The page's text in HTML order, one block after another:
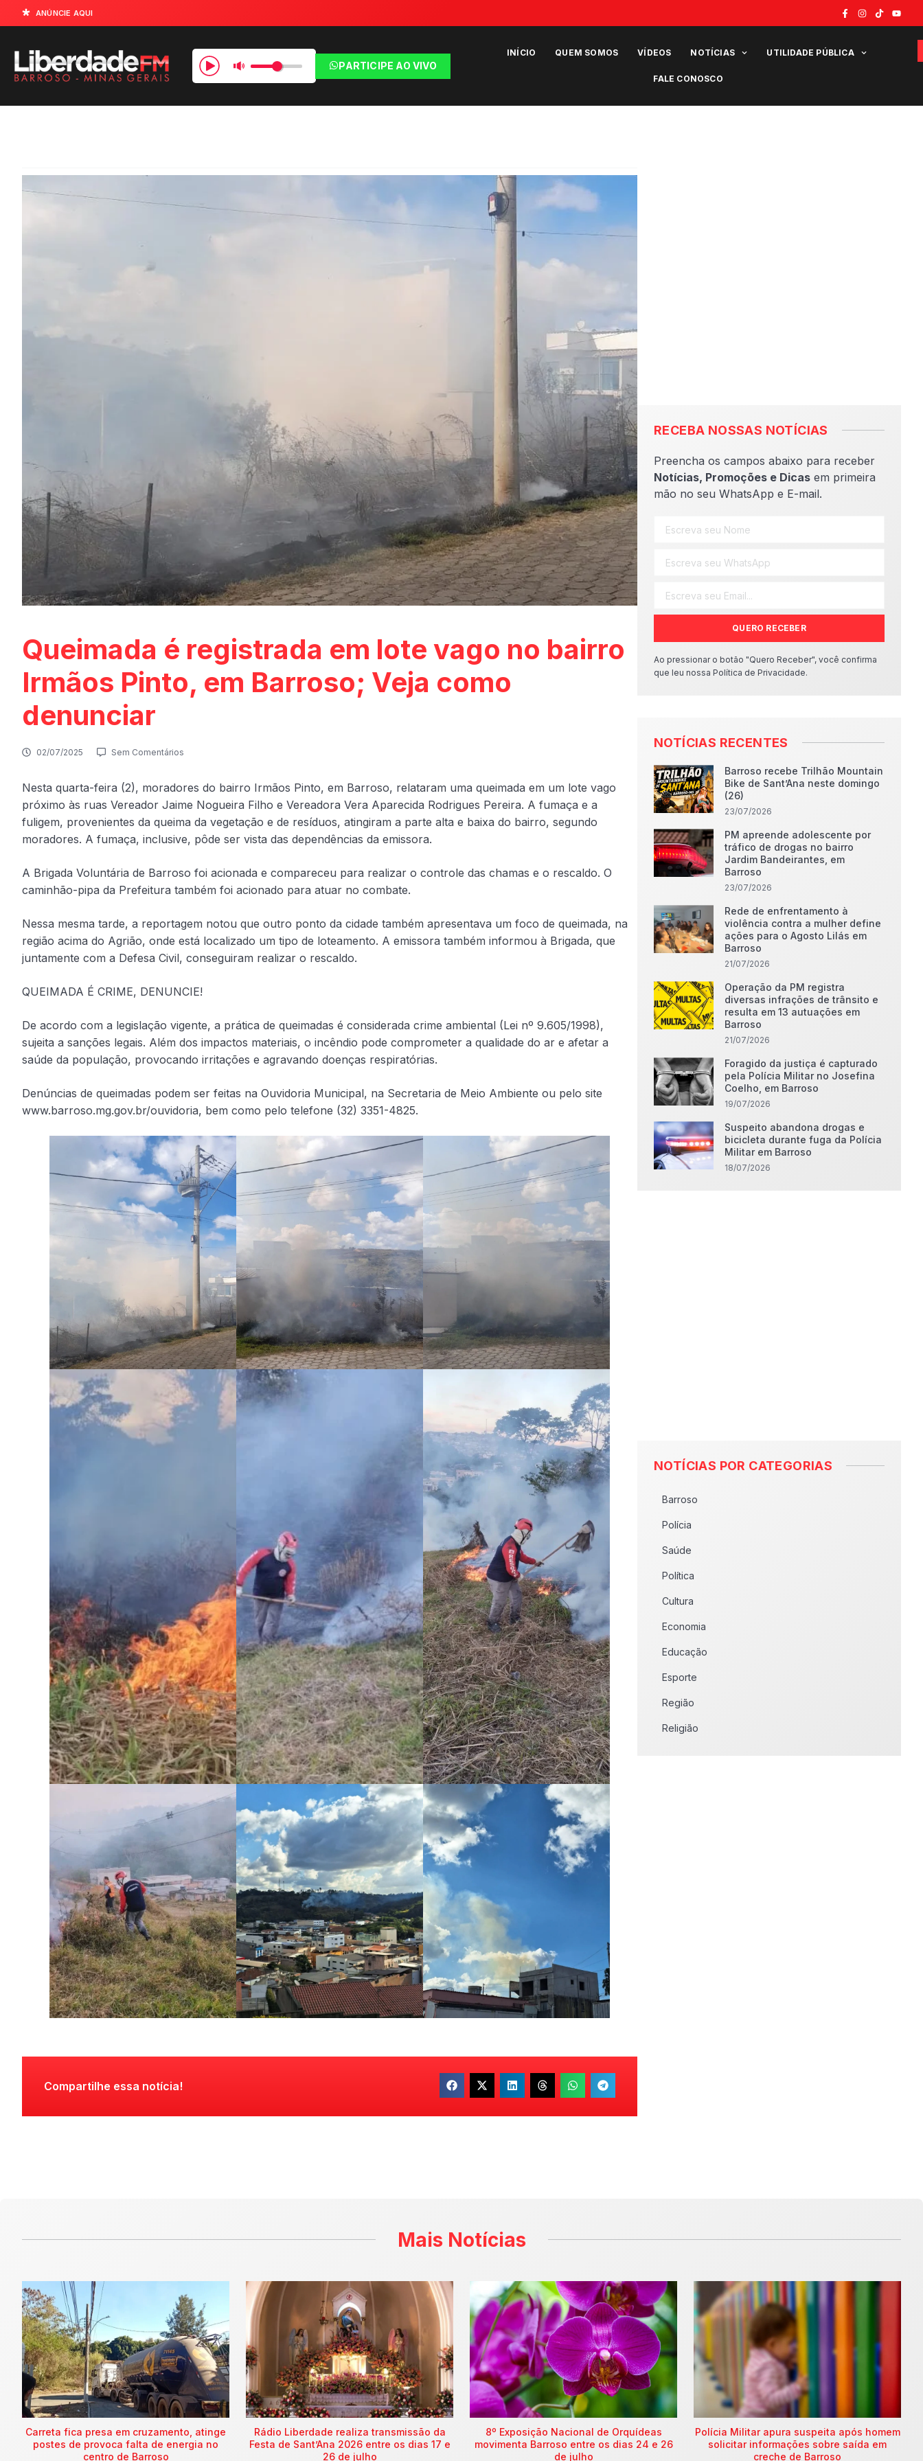
ANÚNCIE AQUI
PARTICIPE AO VIVO
INÍCIO QUEM SOMOS VÍDEOS NOTÍCIAS UTILIDADE PÚBLICA
FALE CONOSCO
Queimada é registrada em lote vago no bairro
Irmãos Pinto, em Barroso; Veja como
denunciar
02/07/2025 Sem Comentários
Nesta quarta-feira (2), moradores do bairro Irmãos Pinto, em Barroso, relataram uma queimada em um lote vago
próximo às ruas Vereador Jaime Nogueira Filho e Vereadora Vera Aparecida Rodrigues Pereira. A fumaça e a
fuligem, provenientes da queima da vegetação e de resíduos, atingiram a parte alta e baixa do bairro, segundo
moradores. A fumaça, inclusive, pôde ser vista das dependências da emissora.
A Brigada Voluntária de Barroso foi acionada e compareceu para realizar o controle das chamas e o rescaldo. O
caminhão-pipa da Prefeitura também foi acionado para atuar no combate.
Nessa mesma tarde, a reportagem notou que outro ponto da cidade também apresentava um foco de queimada, na
região acima do Agrião, onde está localizado um tipo de loteamento. A emissora também informou à Brigada, que
juntamente com a Defesa Civil, conseguiram realizar o rescaldo.
QUEIMADA É CRIME, DENUNCIE!
De acordo com a legislação vigente, a prática de queimadas é considerada crime ambiental (Lei nº 9.605/1998),
sujeita a sanções legais. Além dos impactos materiais, o incêndio pode comprometer a qualidade do ar e afetar a
saúde da população, provocando irritações e agravando doenças respiratórias.
Denúncias de queimadas podem ser feitas na Ouvidoria Municipal, na Secretaria de Meio Ambiente ou pelo site
www.barroso.mg.gov.br/ouvidoria, bem como pelo telefone (32) 3351-4825.
Compartilhe essa notícia!
RECEBA NOSSAS NOTÍCIAS
Preencha os campos abaixo para receber
Notícias, Promoções e Dicas em primeira
mão no seu WhatsApp e E-mail.
QUERO RECEBER
Ao pressionar o botão "Quero Receber", você confirma
que leu nossa Política de Privacidade.
NOTÍCIAS RECENTES
Barroso recebe Trilhão Mountain
Bike de Sant’Ana neste domingo
(26)
23/07/2026
PM apreende adolescente por
tráfico de drogas no bairro
Jardim Bandeirantes, em
Barroso
23/07/2026
Rede de enfrentamento à
violência contra a mulher define
ações para o Agosto Lilás em
Barroso
21/07/2026
Operação da PM registra
diversas infrações de trânsito e
resulta em 13 autuações em
Barroso
21/07/2026
Foragido da justiça é capturado
pela Polícia Militar no Josefina
Coelho, em Barroso
19/07/2026
Suspeito abandona drogas e
bicicleta durante fuga da Polícia
Militar em Barroso
18/07/2026
NOTÍCIAS POR CATEGORIAS
Barroso
Polícia
Saúde
Política
Cultura
Economia
Educação
Esporte
Região
Religião
Mais Notícias
Carreta fica presa em cruzamento, atinge
postes de provoca falta de energia no
centro de Barroso
Rádio Liberdade realiza transmissão da
Festa de Sant’Ana 2026 entre os dias 17 e
26 de julho
8º Exposição Nacional de Orquídeas
movimenta Barroso entre os dias 24 e 26
de julho
Polícia Militar apura suspeita após homem
solicitar informações sobre saída em
creche de Barroso